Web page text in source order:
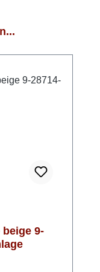
beige 9-